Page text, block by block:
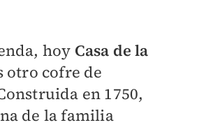
hoy Casa de la
otro cofre de
en 1750,
de la familia